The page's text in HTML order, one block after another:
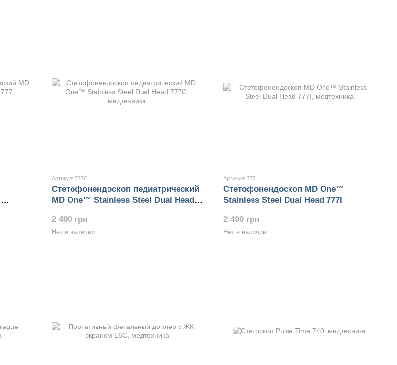
Артикул: 777С
Стетофонендоскоп педиатрический
MD One™ Stainless Steel Dual Head
2 490 грн
Нет в наличии
Артикул: 777I
Стетофонендоскоп MD One™
Stainless Steel Dual Head 777I
2 490 грн
Нет в наличии